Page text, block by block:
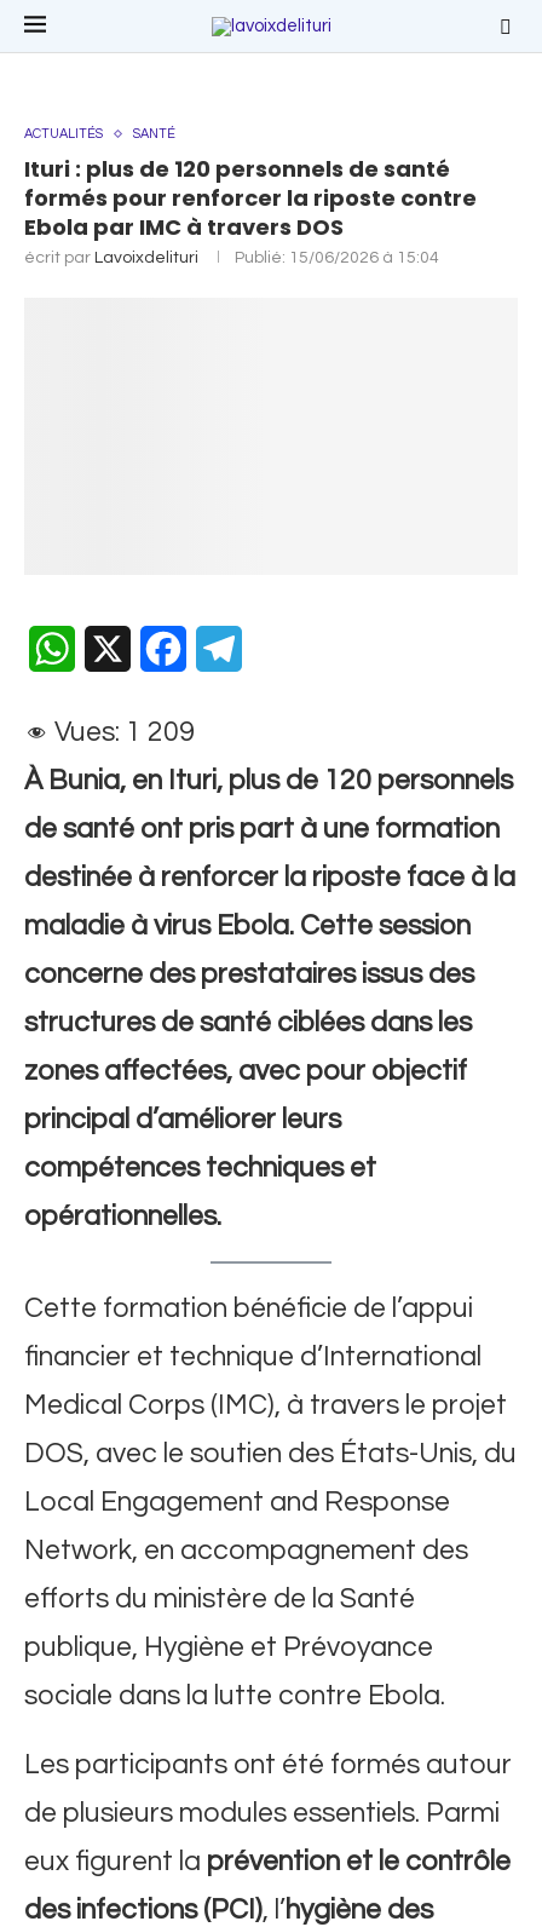
ACTUALITÉS SANTÉ
Ituri : plus de 120 personnels de santé
formés pour renforcer la riposte contre
Ebola par IMC à travers DOS
écrit par Lavoixdelituri Publié: 15/06/2026 à 15:04
WhatsApp Facebook
Vues: 1 209
À Bunia, en Ituri, plus de 120 personnels
de santé ont pris part à une formation
destinée à renforcer la riposte face à la
maladie à virus Ebola. Cette session
concerne des prestataires issus des
structures de santé ciblées dans les
zones affectées, avec pour objectif
principal d’améliorer leurs
compétences techniques et
opérationnelles.
Cette formation bénéficie de l’appui
financier et technique d’International
Medical Corps (IMC), à travers le projet
DOS, avec le soutien des États-Unis, du
Local Engagement and Response
Network, en accompagnement des
efforts du ministère de la Santé
publique, Hygiène et Prévoyance
sociale dans la lutte contre Ebola.
Les participants ont été formés autour
de plusieurs modules essentiels. Parmi
eux figurent la prévention et le contrôle
des infections (PCI), l’hygiène des